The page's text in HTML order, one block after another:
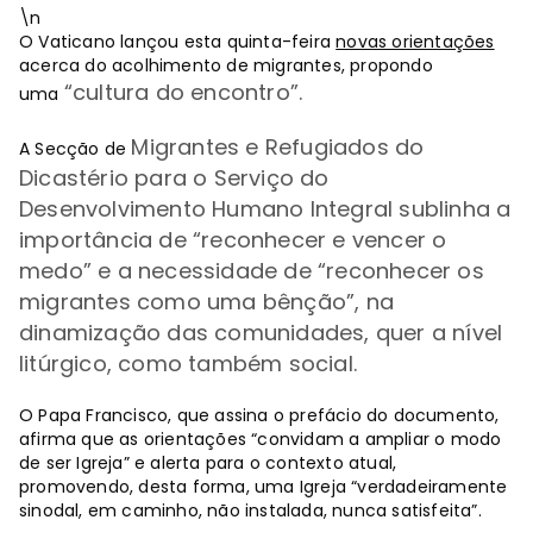
\n
O Vaticano lançou esta quinta-feiranovas orientações
acerca do acolhimento de migrantes, propondo
uma “cultura do encontro”.
A Secção de Migrantes e Refugiados do
Dicastério para o Serviço do
Desenvolvimento Humano Integral sublinha a
importância de “reconhecer e vencer o
medo” e a necessidade de “reconhecer os
migrantes como uma bênção”, na
dinamização das comunidades, quer a nível
litúrgico, como também social.
O Papa Francisco, que assina o prefácio do documento,
afirma que as orientações “convidam a ampliar o modo
de ser Igreja” e alerta para o contexto atual,
promovendo, desta forma, uma Igreja “verdadeiramente
sinodal, em caminho, não instalada, nunca satisfeita”.